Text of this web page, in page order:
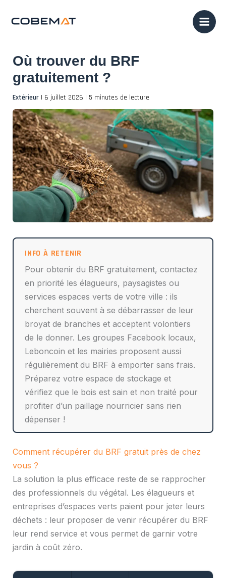
Où trouver du BRF
gratuitement ?
Extérieur| 6 juillet 2026 | 5 minutes de lecture
Pour obtenir du BRF gratuitement, contactez
en priorité les élagueurs, paysagistes ou
services espaces verts de votre ville : ils
cherchent souvent à se débarrasser de leur
broyat de branches et acceptent volontiers
de le donner. Les groupes Facebook locaux,
Leboncoin et les mairies proposent aussi
régulièrement du BRF à emporter sans frais.
Préparez votre espace de stockage et
vérifiez que le bois est sain et non traité pour
profiter d’un paillage nourricier sans rien
dépenser !
Comment récupérer du BRF gratuit près de chez
vous ?
La solution la plus efficace reste de se rapprocher
des professionnels du végétal. Les élagueurs et
entreprises d’espaces verts paient pour jeter leurs
déchets : leur proposer de venir récupérer du BRF
leur rend service et vous permet de garnir votre
jardin à coût zéro.